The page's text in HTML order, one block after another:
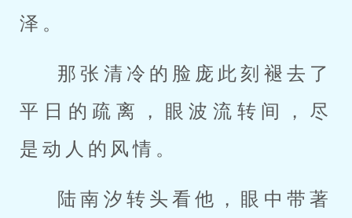
泽。
那张清冷的脸庞此刻褪去了
平日的疏离，眼波流转间，尽
是动人的风情。
陆南汐转头看他，眼中带著